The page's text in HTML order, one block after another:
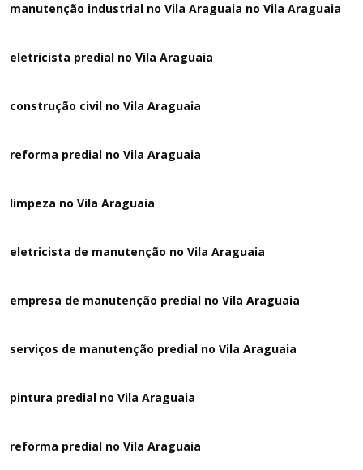
manutenção industrial no Vila Araguaia no Vila Araguaia
eletricista predial no Vila Araguaia
construção civil no Vila Araguaia
reforma predial no Vila Araguaia
limpeza no Vila Araguaia
eletricista de manutenção no Vila Araguaia
empresa de manutenção predial no Vila Araguaia
serviços de manutenção predial no Vila Araguaia
pintura predial no Vila Araguaia
reforma predial no Vila Araguaia